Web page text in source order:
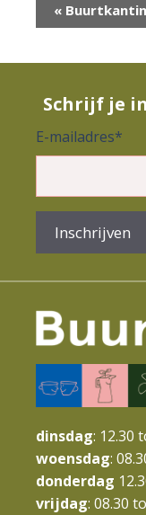
v
e
n
e
m
e
n
t
N
a
v
i
g
a
t
i
«
Schrijf je
E-mailadres*
Inschrijven
dinsdag: 12.30
woensdag:
donderdag
vrijdag: 08.30